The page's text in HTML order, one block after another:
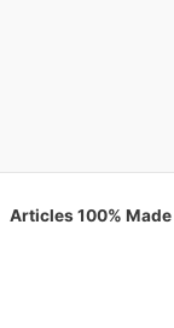
Articles 100%